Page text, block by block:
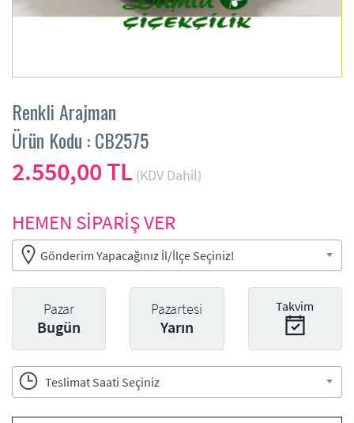
Renkli Arajman
Ürün Kodu : CB2575
2.550,00 TL (KDV Dahil)
HEMEN SİPARİŞ VER
Gönderim Yapacağınız İl/İlçe Seçiniz!
Pazar
Bugün
Pazartesi
Yarın
Takvim
Teslimat Saati Seçiniz